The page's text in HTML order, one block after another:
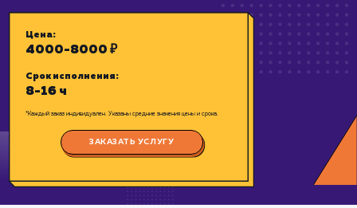
Цена:
4000-8000 ₽